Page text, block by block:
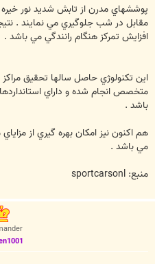
پوششهاي مدرن از تابش شديد نور خيره
مقابل در شب جلوگيري مي نمايند .
افزايش تمركز هنگام رانندگي مي باشد .
اين تكنولوژي حاصل سالها تحقيق
متخصص انجام شده و داراي
باشد .
هم اكنون نيز امكان بهره گيري از
مي باشد .
منبع: sportcarsonl